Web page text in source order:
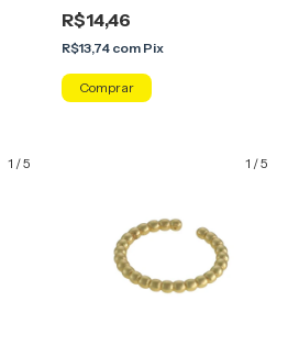
R$14,46
R$13,74 com Pix
Comprar
1 /5 1 /5